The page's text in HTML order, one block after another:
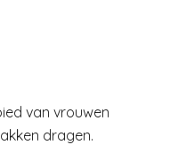
van vrouwen
dragen.